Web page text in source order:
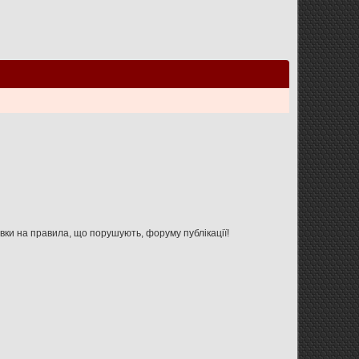
Увага: дана форма не призначена для зв'язку з адміністрацією форуму, використовуйте її тільки для вказівки на правила, що порушують, форуму публікації!